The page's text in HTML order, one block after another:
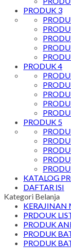
PRODUK 3
PRODUK 4
PRODUK 5
KATALOG
DAFTAR ISI
Kategori Belanja
KERAJINAN
PRDOUK
PRODUK
PRODUK
PRODUK